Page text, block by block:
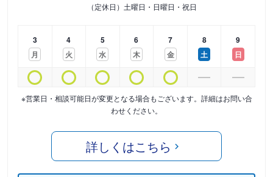
（定休日）土曜日・日曜日・祝日
3
月
4
火
5
水
6
木
7
金
8
土
9
日
※営業日・相談可能日が変更となる場合もございます。詳細はお問い合
わせください。
詳しくはこちら